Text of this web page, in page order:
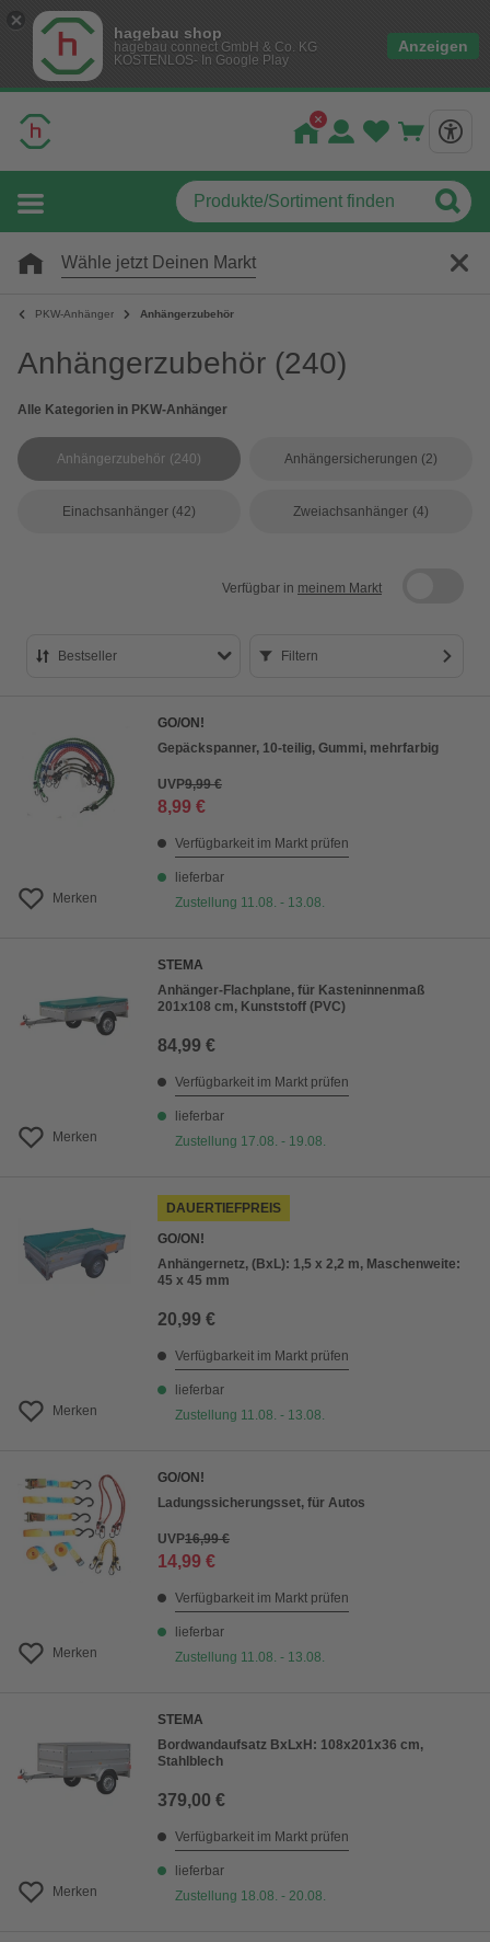
hagebau shop
hagebau connect GmbH & Co. KG
KOSTENLOS- In Google Play
Anzeigen
Wähle jetzt Deinen Markt
PKW-Anhänger Anhängerzubehör
Anhängerzubehör (240)
Alle Kategorien in PKW-Anhänger
Anhängerzubehör (240) Anhängersicherungen (2)
Einachsanhänger (42) Zweiachsanhänger (4)
Verfügbar in meinem Markt
Bestseller
Preis aufsteigend
Preis absteigend
Bewertung
Filtern
Merken
GO/ON!
Gepäckspanner, 10-teilig, Gummi, mehrfarbig
UVP9,99 €
8,99 €
Verfügbarkeit im Markt prüfen
lieferbar
Zustellung 11.08. - 13.08.
Merken
STEMA
Anhänger-Flachplane, für Kasteninnenmaß
201x108 cm, Kunststoff (PVC)
84,99 €
Verfügbarkeit im Markt prüfen
lieferbar
Zustellung 17.08. - 19.08.
Merken
DAUERTIEFPREIS
GO/ON!
Anhängernetz, (BxL): 1,5 x 2,2 m, Maschenweite:
45 x 45 mm
20,99 €
Verfügbarkeit im Markt prüfen
lieferbar
Zustellung 11.08. - 13.08.
Merken
GO/ON!
Ladungssicherungsset, für Autos
UVP16,99 €
14,99 €
Verfügbarkeit im Markt prüfen
lieferbar
Zustellung 11.08. - 13.08.
Merken
STEMA
Bordwandaufsatz BxLxH: 108x201x36 cm,
Stahlblech
379,00 €
Verfügbarkeit im Markt prüfen
lieferbar
Zustellung 18.08. - 20.08.